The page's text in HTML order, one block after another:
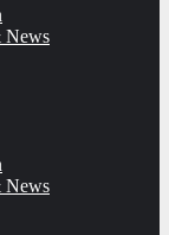
News
News